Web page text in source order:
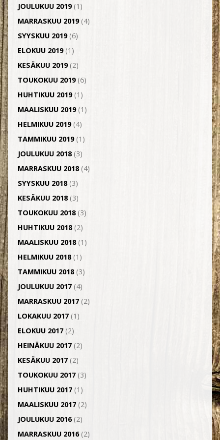
JOULUKUU 2019(1)
MARRASKUU 2019(4)
SYYSKUU 2019(6)
ELOKUU 2019(1)
KESÄKUU 2019(2)
TOUKOKUU 2019(6)
HUHTIKUU 2019(1)
MAALISKUU 2019(1)
HELMIKUU 2019(4)
TAMMIKUU 2019(1)
JOULUKUU 2018(3)
MARRASKUU 2018(4)
SYYSKUU 2018(3)
KESÄKUU 2018(3)
TOUKOKUU 2018(3)
HUHTIKUU 2018(2)
MAALISKUU 2018(1)
HELMIKUU 2018(1)
TAMMIKUU 2018(3)
JOULUKUU 2017(4)
MARRASKUU 2017(2)
LOKAKUU 2017(1)
ELOKUU 2017(2)
HEINÄKUU 2017(2)
KESÄKUU 2017(2)
TOUKOKUU 2017(3)
HUHTIKUU 2017(1)
MAALISKUU 2017(2)
JOULUKUU 2016(2)
MARRASKUU 2016(2)